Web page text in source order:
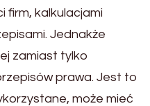
firm, kalkulacjami
Jednakże
zamiast tylko
prawa. Jest to
może mieć